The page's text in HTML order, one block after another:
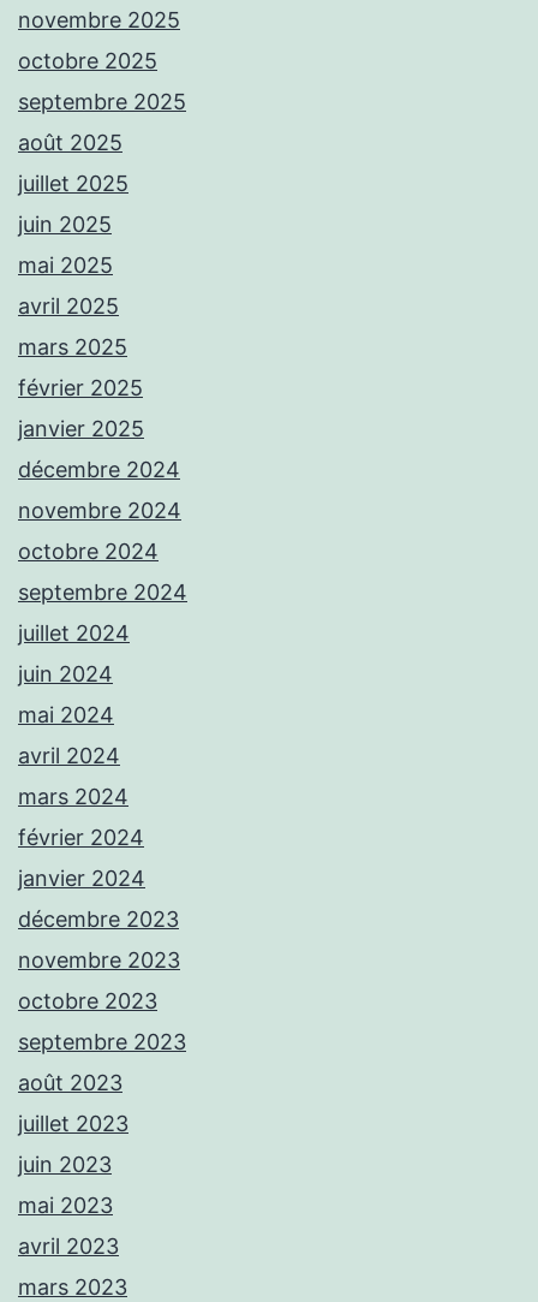
novembre 2025
octobre 2025
septembre 2025
août 2025
juillet 2025
juin 2025
mai 2025
avril 2025
mars 2025
février 2025
janvier 2025
décembre 2024
novembre 2024
octobre 2024
septembre 2024
juillet 2024
juin 2024
mai 2024
avril 2024
mars 2024
février 2024
janvier 2024
décembre 2023
novembre 2023
octobre 2023
septembre 2023
août 2023
juillet 2023
juin 2023
mai 2023
avril 2023
mars 2023